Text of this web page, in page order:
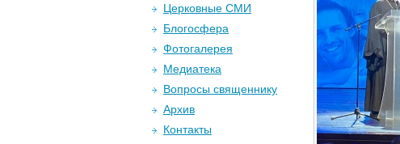
Церковные СМИ
Блогосфера
Фотогалерея
Медиатека
Вопросы священнику
Архив
Контакты